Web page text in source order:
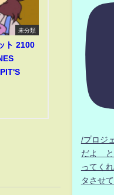
未分類
ト 2100
/プロジ
だよ と
ってく
タさせ